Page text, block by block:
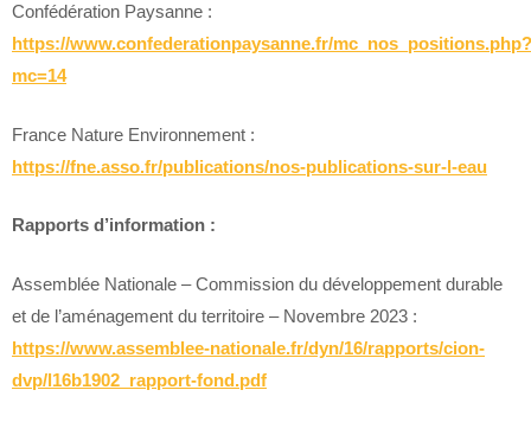
Confédération Paysanne :
https://www.confederationpaysanne.fr/mc_nos_positions.php?
mc=14
France Nature Environnement :
https://fne.asso.fr/publications/nos-publications-sur-l-eau
Rapports d’information :
Assemblée Nationale – Commission du développement durable
et de l’aménagement du territoire – Novembre 2023 :
https://www.assemblee-nationale.fr/dyn/16/rapports/cion-
dvp/l16b1902_rapport-fond.pdf